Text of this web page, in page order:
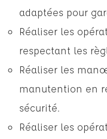
adaptées pour
Réaliser les
respectant les
Réaliser les
manutention en
sécurité.
Réaliser les